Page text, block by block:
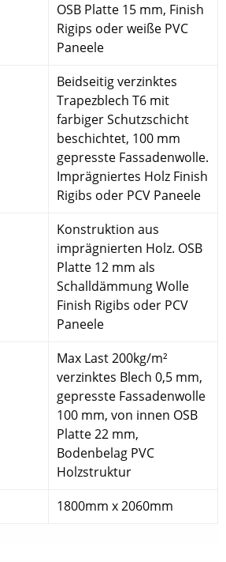
OSB Platte 15 mm, Finish
Rigips oder weiße PVC
Paneele
Beidseitig verzinktes
Trapezblech T6 mit
farbiger Schutzschicht
beschichtet, 100 mm
gepresste Fassadenwolle.
Imprägniertes Holz Finish
Rigibs oder PCV Paneele
Konstruktion aus
imprägnierten Holz. OSB
Platte 12 mm als
Schalldämmung Wolle
Finish Rigibs oder PCV
Paneele
Max Last 200kg/m²
verzinktes Blech 0,5 mm,
gepresste Fassadenwolle
100 mm, von innen OSB
Platte 22 mm,
Bodenbelag PVC
Holzstruktur
1800mm x 2060mm